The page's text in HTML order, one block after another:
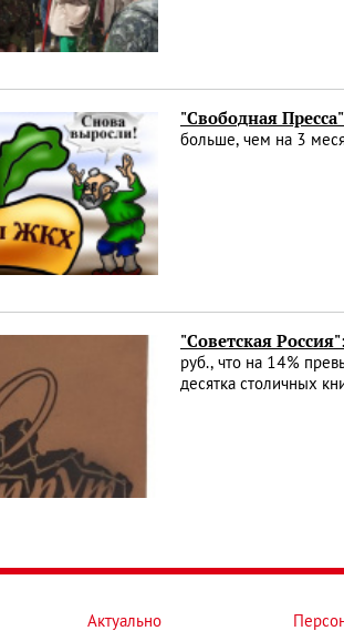
"Свободная
больше, чем на 3
"Советская
руб., что на 14%
десятка столичных
Актуально